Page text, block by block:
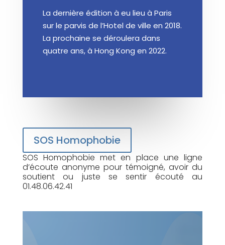
La dernière édition à eu lieu à Paris
sur le parvis de l’Hotel de ville en 2018.
La prochaine se déroulera dans
quatre ans, à Hong Kong en 2022.
SOS Homophobie
SOS Homophobie met en place une ligne
d’écoute anonyme pour témoigné, avoir du
soutient ou juste se sentir écouté au
01.48.06.42.41